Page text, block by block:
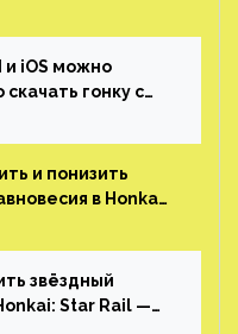
и iOS можно
гонку с
чем в
San Andreas
и понизить
в Honkai:
звёздный
Star Rail —